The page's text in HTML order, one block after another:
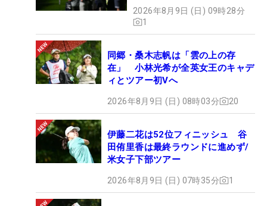
2026年8月9日 (日) 09時28分
1
同郷・桑木志帆は「雲の上の存
在」 小林光希が全英女王のキャデ
ィとツアー初Vへ
2026年8月9日 (日) 08時03分 20
伊藤二花は52位フィニッシュ 谷
田侑里香は最終ラウンドに進めず/
米女子下部ツアー
2026年8月9日 (日) 07時35分 1